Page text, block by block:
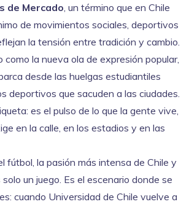
de Mercado, un término que en Chile
de movimientos sociales, deportivos
la tensión entre tradición y cambio.
como la nueva ola de expresión popular,
desde las huelgas estudiantiles
deportivos que sacuden a las ciudades.
es el pulso de lo que la gente vive,
en la calle, en los estadios y en las
fútbol, la pasión más intensa de Chile y
solo un juego. Es el escenario donde se
cuando Universidad de Chile vuelve a